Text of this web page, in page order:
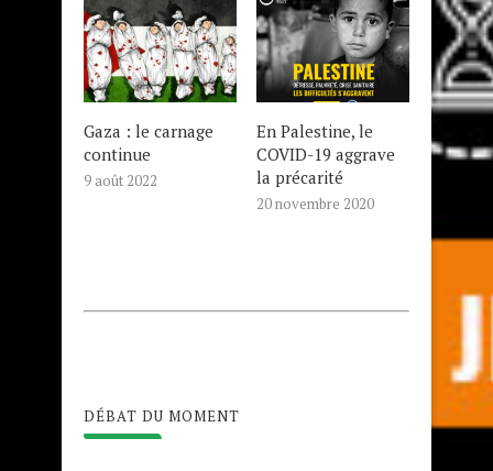
Gaza : le carnage
continue
9 août 2022
En Palestine, le
COVID-19 aggrave
la précarité
20 novembre 2020
DÉBAT DU MOMENT